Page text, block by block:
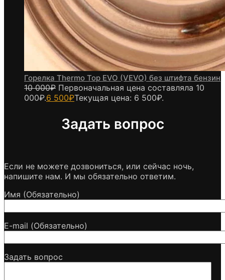
Горелка Thermo Top EVO (VEVO) без штифта бензин
10 000₽ Первоначальная цена составляла 10
000₽.6 500₽Текущая цена: 6 500₽.
Задать вопрос
Если не можете дозвониться, или сейчас ночь,
напишите нам. И мы обязательно ответим.
Имя (Обязательно)
E-mail (Обязательно)
Задать вопрос